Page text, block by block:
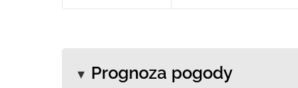
Prognoza pogody